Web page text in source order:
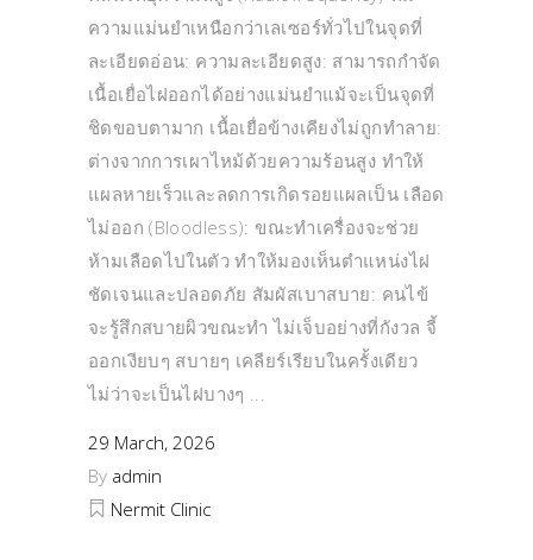
ความแม่นยำเหนือกว่าเลเซอร์ทั่วไปในจุดที่
ละเอียดอ่อน: ความละเอียดสูง: สามารถกำจัด
เนื้อเยื่อไฝออกได้อย่างแม่นยำแม้จะเป็นจุดที่
ชิดขอบตามาก เนื้อเยื่อข้างเคียงไม่ถูกทำลาย:
ต่างจากการเผาไหม้ด้วยความร้อนสูง ทำให้
แผลหายเร็วและลดการเกิดรอยแผลเป็น เลือด
ไม่ออก (Bloodless): ขณะทำเครื่องจะช่วย
ห้ามเลือดไปในตัว ทำให้มองเห็นตำแหน่งไฝ
ชัดเจนและปลอดภัย สัมผัสเบาสบาย: คนไข้
จะรู้สึกสบายผิวขณะทำ ไม่เจ็บอย่างที่กังวล จี้
ออกเงียบๆ สบายๆ เคลียร์เรียบในครั้งเดียว
ไม่ว่าจะเป็นไฝบางๆ
29 March, 2026
By admin
Nermit Clinic